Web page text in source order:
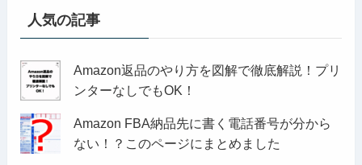
人気の記事
Amazon返品のやり方を図解で徹底解説！プリ
ンターなしでもOK！
Amazon FBA納品先に書く電話番号が分から
ない！？このページにまとめました